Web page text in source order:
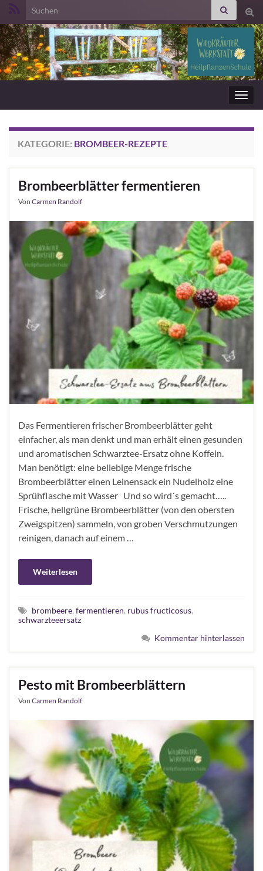
Search for:
KATEGORIE: BROMBEER-REZEPTE
Brombeerblätter fermentieren
Von Carmen Randolf
Das Fermentieren frischer Brombeerblätter geht
einfacher, als man denkt und man erhält einen gesunden
und aromatischen Schwarztee-Ersatz ohne Koffein.
Man benötigt: eine beliebige Menge frische
Brombeerblätter einen Leinensack ein Nudelholz eine
Sprühflasche mit Wasser Und so wird´s gemacht…..
Frische, hellgrüne Brombeerblätter (von den obersten
Zweigspitzen) sammeln, von groben Verschmutzungen
reinigen, danach auf einem …
Weiterlesen
brombeere, fermentieren, rubus fructicosus,
schwarzteeersatz
Kommentar hinterlassen
Pesto mit Brombeerblättern
Von Carmen Randolf